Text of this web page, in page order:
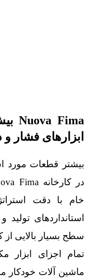
ابزارهای فشار و
بیشتر قطعات مورد
خام با دقت
استانداردهای
سطح بسیار بالایی
تمام اجزای ابزار
ماشین آلات خودکار